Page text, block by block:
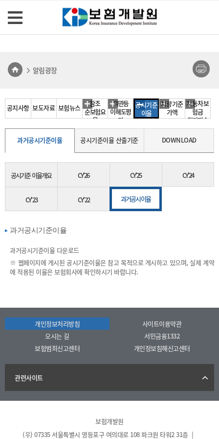
알림광장
공지사항 보도자료 보험뉴스
참조
순보험요
율
약관등
이해도평
가
공시기준
이율
차량기준
가액
자동차보
험금
원가지수
과거공시기준이율 공시기준이율 산출기준 DOWNLOAD
공시기준 이율개요 CY'26 CY'25 CY'24
CY'23 CY'22 과거공시이율
과거공시기준이율
과거공시기준이율 다운로드
※ 웹페이지에 게시된 공시기준이율은 참고 목적으로 게시하고 있으며, 실제 계약
에 적용된 이율은 보험회사에 확인하시기 바랍니다.
개인정보처리방침
사이트이용약관
오시는 길
서민금융1332
보험범죄신고센터
개인정보침해신고센터
관련사이트
보험개발원
(우) 07335 서울특별시 영등포구 여의대로 108 파크원 타워2 31층 |